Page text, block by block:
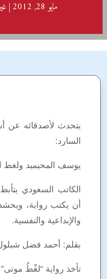
مايو 28, 2012 |
يتحدث لأصدقائه عن
السارد:
يوسف المحيميد ولغط
الكاتب السعودي
أن يكتب رواية،
والإبداعية والنفسية.
بقلم: أحمد فضل
تأخذ رواية “لغْطُ موتى”